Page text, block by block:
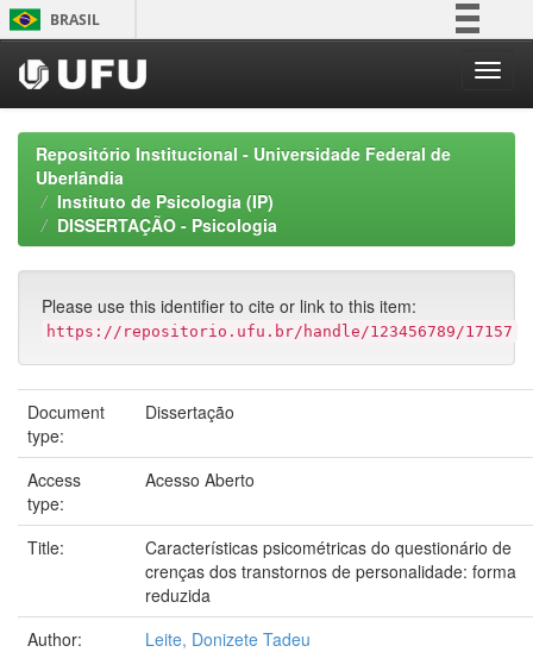
Skip
navigation
BRASIL
Participe
Acesso à informação
Repositório Institucional - Universidade Federal de
Uberlândia
Instituto de Psicologia (IP)
DISSERTAÇÃO - Psicologia
Please use this identifier to cite or link to this item:
https://repositorio.ufu.br/handle/123456789/17157
Document
type:
Dissertação
Access
type:
Acesso Aberto
Title:
Características psicométricas do questionário de
crenças dos transtornos de personalidade: forma
reduzida
Author:
Leite, Donizete Tadeu